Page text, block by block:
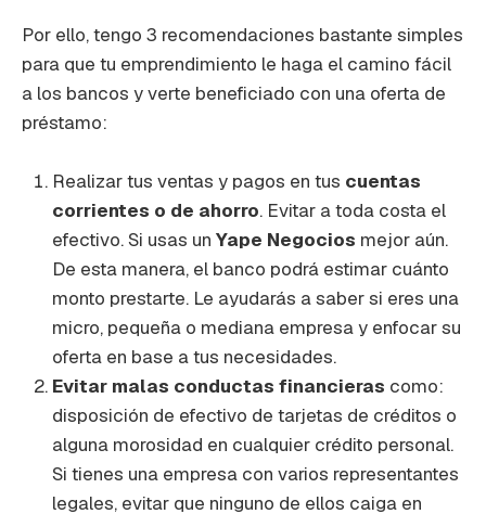
Por ello, tengo 3 recomendaciones bastante simples
para que tu emprendimiento le haga el camino fácil
a los bancos y verte beneficiado con una oferta de
préstamo:
Realizar tus ventas y pagos en tus cuentas
corrientes o de ahorro. Evitar a toda costa el
efectivo. Si usas un Yape Negocios mejor aún.
De esta manera, el banco podrá estimar cuánto
monto prestarte. Le ayudarás a saber si eres una
micro, pequeña o mediana empresa y enfocar su
oferta en base a tus necesidades.
Evitar malas conductas financieras como:
disposición de efectivo de tarjetas de créditos o
alguna morosidad en cualquier crédito personal.
Si tienes una empresa con varios representantes
legales, evitar que ninguno de ellos caiga en